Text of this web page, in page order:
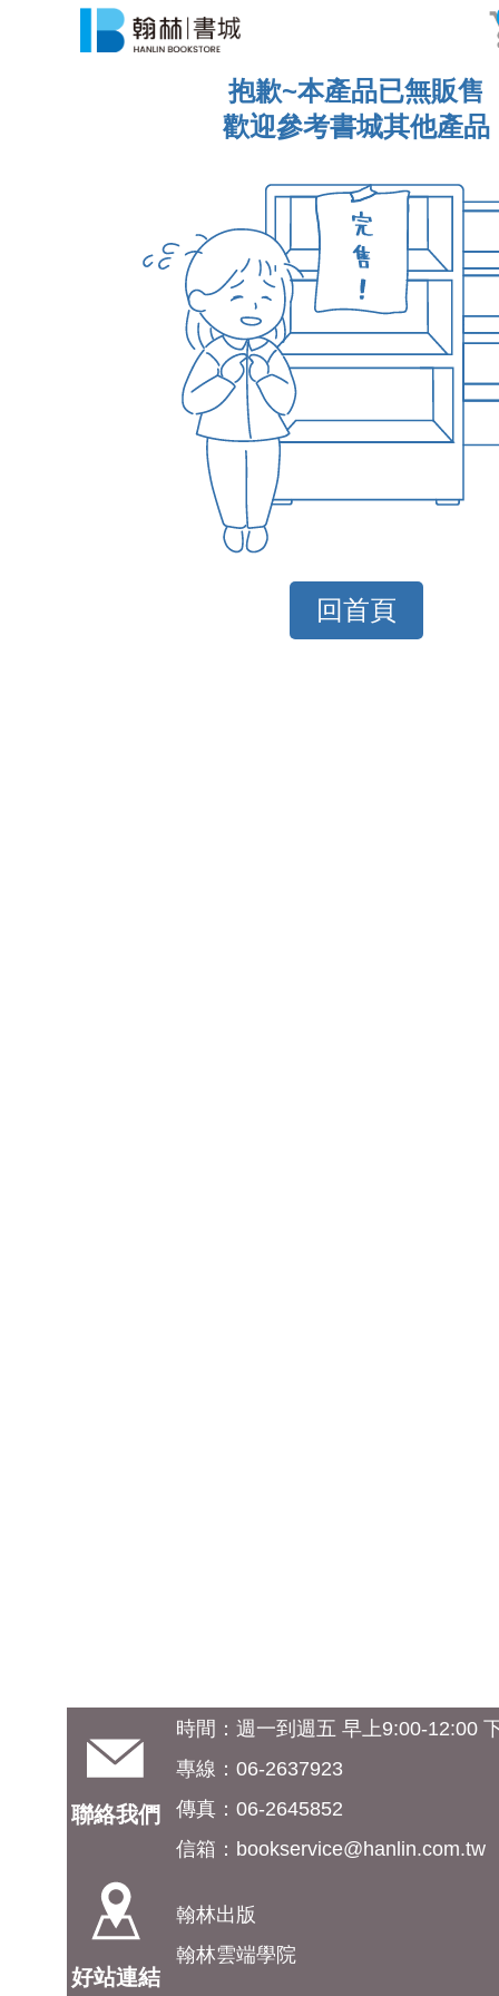
抱歉~本產品已無販售
歡迎參考書城其他產品
聯絡我們
時間：週一到週五 早上9:00-12:00
專線：06-2637923
傳真：06-2645852
信箱： bookservice@hanlin.com.tw
好站連結
翰林出版
翰林雲端學院